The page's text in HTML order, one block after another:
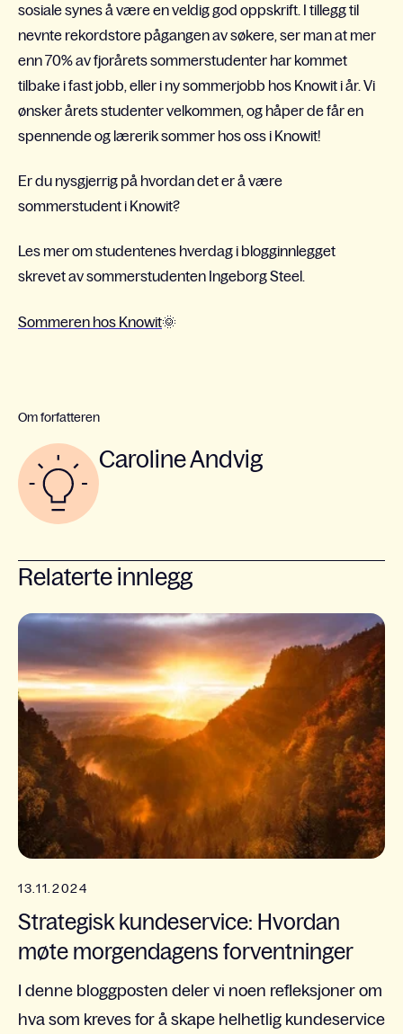
sosiale synes å være en veldig god oppskrift. I tillegg til
nevnte rekordstore pågangen av søkere, ser man at mer
enn 70% av fjorårets sommerstudenter har kommet
tilbake i fast jobb, eller i ny sommerjobb hos Knowit i år. Vi
ønsker årets studenter velkommen, og håper de får en
spennende og lærerik sommer hos oss i Knowit!
Er du nysgjerrig på hvordan det er å være
sommerstudent i Knowit?
Les mer om studentenes hverdag i blogginnlegget
skrevet av sommerstudenten Ingeborg Steel.
Sommeren hos Knowit🌞
Om forfatteren
Caroline Andvig
Relaterte innlegg
13.11.2024
Strategisk kundeservice: Hvordan
møte morgendagens forventninger
I denne bloggposten deler vi noen refleksjoner om
hva som kreves for å skape helhetlig kundeservice